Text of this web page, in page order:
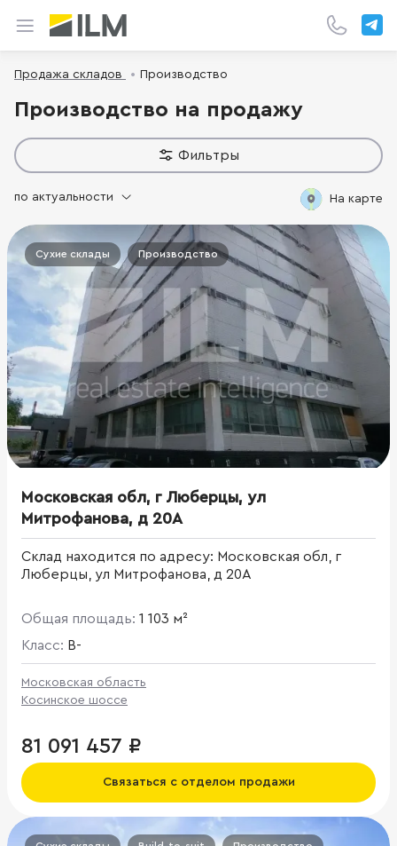
Продажа складов Производство
Производство на продажу
Фильтры
На карте
по актуальности
Сухие склады Производство
Московская обл, г Люберцы, ул
Митрофанова, д 20А
Склад находится по адресу: Московская обл, г
Люберцы, ул Митрофанова, д 20А
Общая площадь: 1 103 м²
Класс: B-
Московская область
Косинское шоссе
81 091 457 ₽
Связаться с отделом продажи